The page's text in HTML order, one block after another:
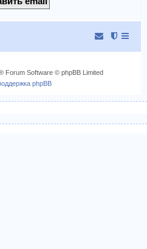
Forum Software © phpBB Limited
phpBB